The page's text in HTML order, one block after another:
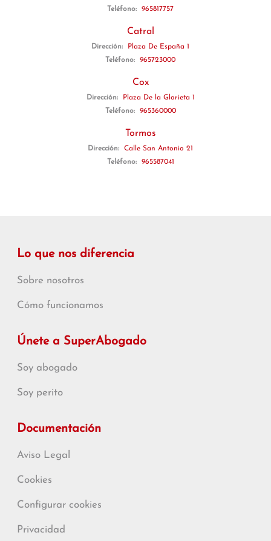
Teléfono:
965817757
Catral
Dirección:
Plaza De España 1
Teléfono:
965723000
Cox
Dirección:
Plaza De la Glorieta 1
Teléfono:
965360000
Tormos
Dirección:
Calle San Antonio 21
Teléfono:
965587041
Lo que nos diferencia
Sobre nosotros
Cómo funcionamos
Únete a SuperAbogado
Soy abogado
Soy perito
Documentación
Aviso Legal
Cookies
Configurar cookies
Privacidad